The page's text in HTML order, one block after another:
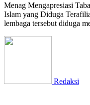
Menag Mengapresiasi
Islam yang Diduga
lembaga tersebut diduga
Redaksi